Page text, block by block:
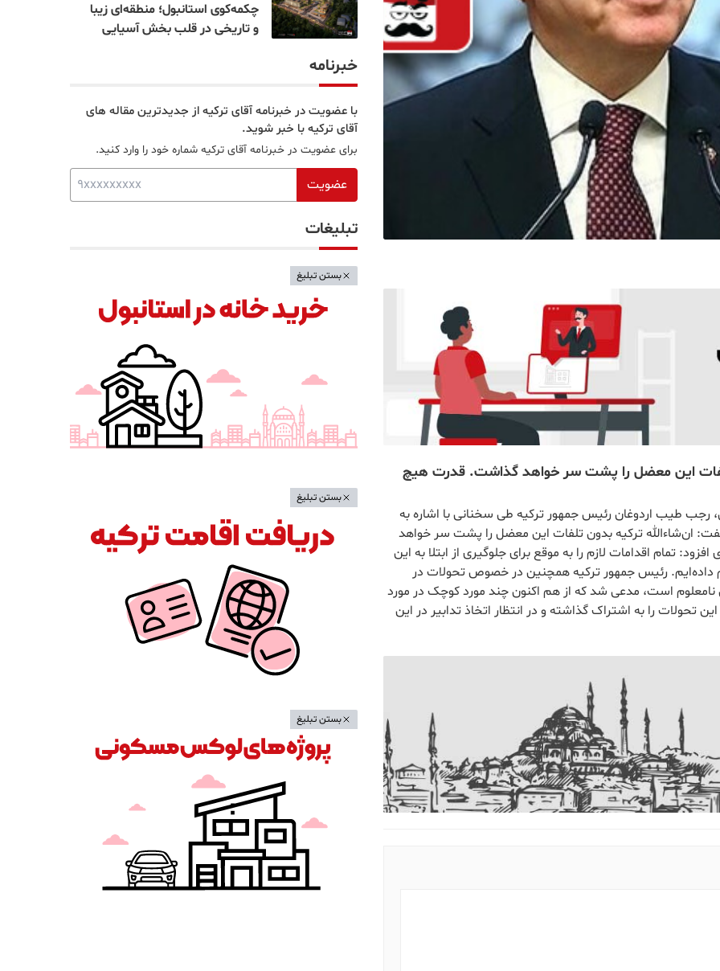
این معضل را پشت سر خواهد گذاشت. قدرت هیچ
رجب طیب اردوغان رئیس جمهور ترکیه طی سخنانی با اشاره به
ان‌شاءالله ترکیه بدون تلفات این معضل را پشت سر خواهد
تمام اقدامات لازم را به موقع برای جلوگیری از ابتلا به این
که در تمام دنیا در حال گسترش است٬ انجام داده‌ایم. رئیس جمهور ترکیه همچنین در خصوص تحولات در
است، مدعی شد که از هم اکنون چند مورد کوچک در مورد
را به اشتراک گذاشته و در انتظار اتخاذ تدابیر در این
چکمه‌کوی استانبول؛ منطقه‌ای زیبا
و تاریخی در قلب بخش آسیایی
خبرنامه
با عضویت در خبرنامه آقای ترکیه از جدیدترین مقاله های
آقای ترکیه با خبر شوید.
برای عضویت در خبرنامه آقای ترکیه شماره خود را وارد کنید.
عضویت
تبلیغات
بستن تبلیغ
بستن تبلیغ
بستن تبلیغ